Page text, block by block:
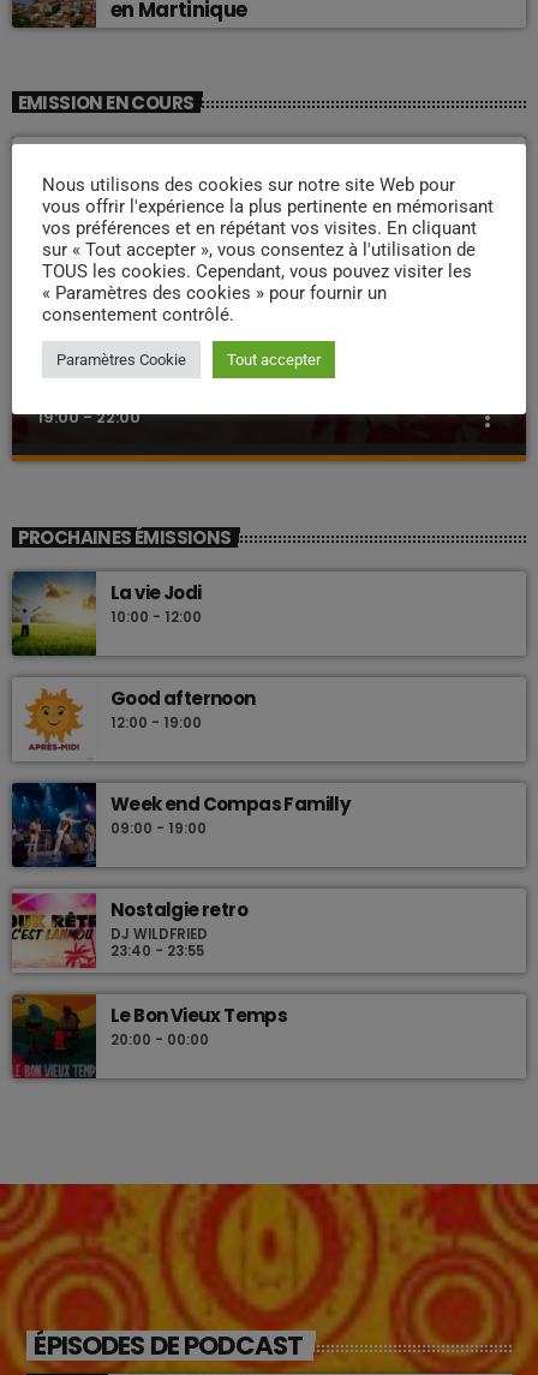
en Martinique
EMISSION EN COURS
ZOUK NOSTALGIE
Nostalgie retro
19:00 - 22:00 more_vert
Les plus beaux Zouk des années 80
PROCHAINES ÉMISSIONS
La vie Jodi
10:00 - 12:00
Good afternoon
12:00 - 19:00
Week end Compas Familly
09:00 - 19:00
Nostalgie retro
DJ WILDFRIED
23:40 - 23:55
Le Bon Vieux Temps
20:00 - 00:00
ÉPISODES DE PODCAST
Nous utilisons des cookies sur notre site Web pour
vous offrir l'expérience la plus pertinente en mémorisant
vos préférences et en répétant vos visites. En cliquant
sur « Tout accepter », vous consentez à l'utilisation de
TOUS les cookies. Cependant, vous pouvez visiter les
« Paramètres des cookies » pour fournir un
consentement contrôlé.
Paramètres Cookie Tout accepter